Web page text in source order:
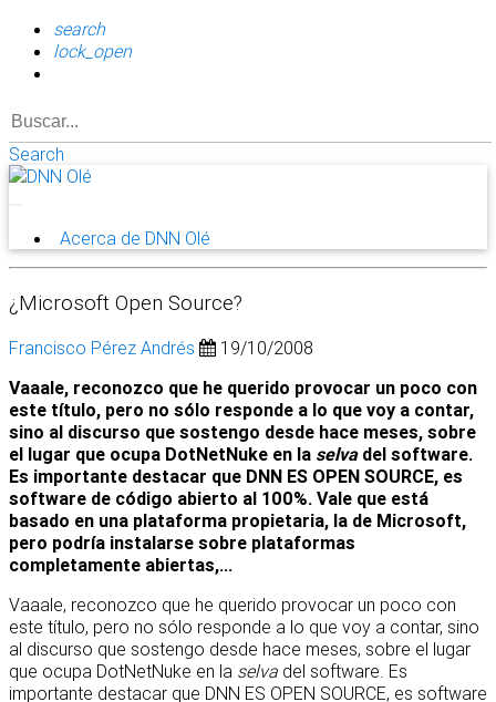
search
lock_open
Search
Acerca de DNN Olé
¿Microsoft Open Source?
Francisco Pérez Andrés
19/10/2008
Vaaale, reconozco que he querido provocar un poco con
este título, pero no sólo responde a lo que voy a contar,
sino al discurso que sostengo desde hace meses, sobre
el lugar que ocupa DotNetNuke en la selvadel software.
Es importante destacar que DNN ES OPEN SOURCE, es
software de código abierto al 100%. Vale que está
basado en una plataforma propietaria, la de Microsoft,
pero podría instalarse sobre plataformas
completamente abiertas,...
Vaaale, reconozco que he querido provocar un poco con
este título, pero no sólo responde a lo que voy a contar, sino
al discurso que sostengo desde hace meses, sobre el lugar
que ocupa DotNetNuke en la selva del software. Es
importante destacar que DNN ES OPEN SOURCE, es software